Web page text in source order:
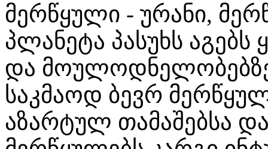
მერწყული - ურანი,
პლანეტა პასუხს
და
საკმაოდ ბევრ
აზარტულ თამაშებსა